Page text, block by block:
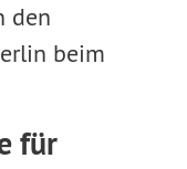
den
beim
für